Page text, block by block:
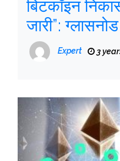
बिटकॉइन
जारी”: ग्लासनोड
Expert 3